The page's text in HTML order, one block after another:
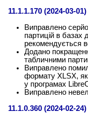
11.1.1.170 (2024-03-01)
Виправлено
партицій в базах
рекомендується
Додано
табличними
Виправлено
формату XLSX,
у програмах
Виправлено
11.1.0.360 (2024-02-24)